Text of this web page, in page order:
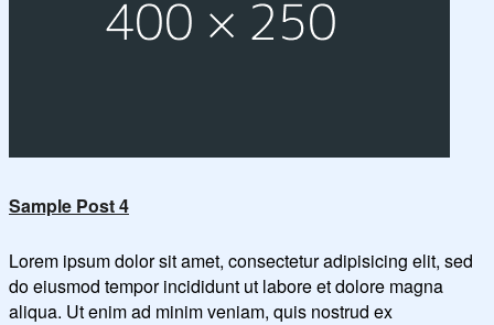
Sample Post 4
Lorem ipsum dolor sit amet, consectetur adipisicing elit, sed
do eiusmod tempor incididunt ut labore et dolore magna
aliqua. Ut enim ad minim veniam, quis nostrud ex